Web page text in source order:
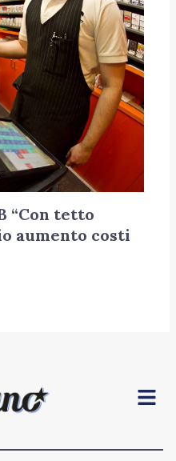
“Con tetto
aumento costi
Menu